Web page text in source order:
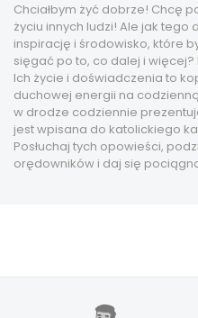
Chciałbym żyć dobrze! Chcę
życiu innych ludzi! Ale jak tego
inspirację i środowisko, które
sięgać po to, co dalej i
Ich życie i doświadczenia to
duchowej energii na
w drodze codziennie
jest wpisana do katolickiego
Posłuchaj tych opowieści,
orędowników i daj się